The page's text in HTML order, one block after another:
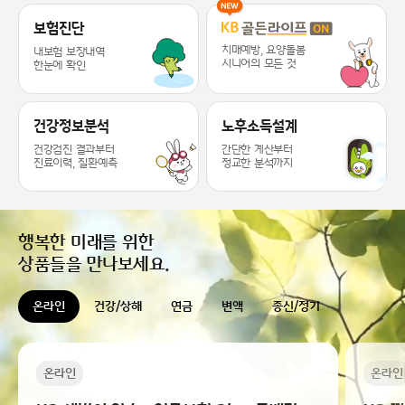
KB라이프 케어 서비스 추천드릴게요 ~
보험진단
내보험 보장내역
한눈에 확인
치매예방, 요양돌봄
시니어의 모든 것
건강정보분석
건강검진 결과부터
진료이력, 질환예측
노후소득설계
간단한 계산부터
정교한 분석까지
행복한 미래를 위한
상품들을 만나보세요.
온라인 건강/상해 연금 변액 종신/정기
온라인 온라인